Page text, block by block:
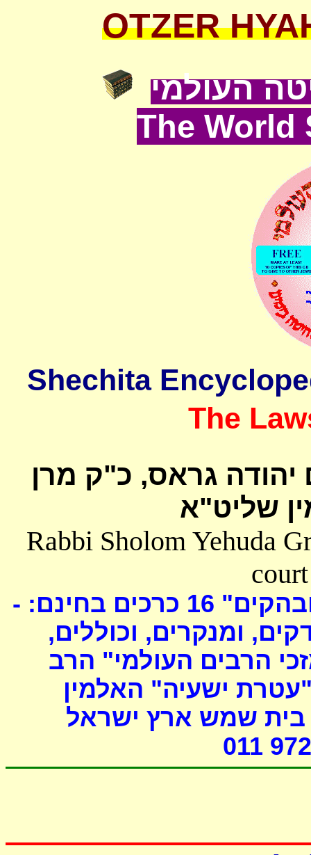
OTZER
העולמי
The World
The
גראס, כ"ק מרן
שליט"א
Rabbi Sholom Yehuda
כרכים בחינם: -
ומנקרים, וכוללים,
הרבים העולמי" הרב
ישעיה" האלמין
שמש ארץ ישראל
011